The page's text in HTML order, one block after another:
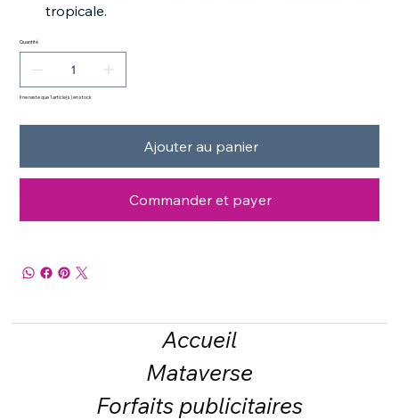
tropicale.
Quantité
Il ne reste que 1 article(s) en stock
Ajouter au panier
Commander et payer
Accueil
Mataverse
Forfaits publicitaires